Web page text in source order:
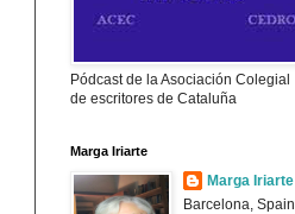
Pódcast de la Asociación Colegial
de escritores de Cataluña
Marga Iriarte
Marga Iriarte
Barcelona, Spain